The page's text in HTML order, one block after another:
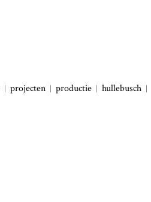
projecten productie hullebusch